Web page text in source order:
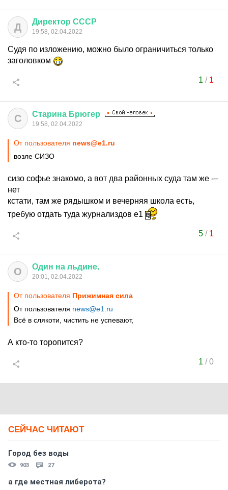
Д Директор СССР
19:58, 02.04.2022
Судя по изложению, можно было ограничиться только
заголовком
1 / 1
С Старина Брюгер
19:58, 02.04.2022
От пользователя news@e1.ru
возле СИЗО
сизо софье знакомо, а вот два районных суда там же -–
нет
кстати, там же рядышком и вечерняя школа есть,
требую отдать туда журнализдов е1
5/ 1
О Один на льдине.
20:01, 02.04.2022
От пользователя Прижимная сила
От пользователя news@e1.ru
Всё в слякоти, чистить не успевают,
А кто-то торопится?
1 /0
СЕЙЧАС ЧИТАЮТ
Город без воды
903 27
а где местная либерота?